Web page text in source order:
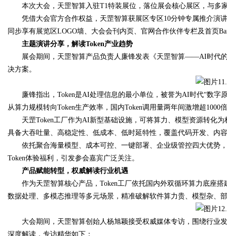
本次大会，天罡智算入驻T1特装展位，落位展会核心展区，与多
凭借大会官方合作权益，天罡智算获展区专区10分钟专属推介演
同步享有展览区LOGO墙、大会会刊内页、官网合作伙伴专栏及首页
主题演讲分享，解读Token产业趋势
展会期间，天罡智算产品负责人廉锋发表《天罡智算——AI时代
决方案。
廉锋指出，Token是AI处理信息的最小单位，被誉为AI时代“数字
从算力规模转向Token生产效率，国内Token调用量两年间激增超1000
天罡Token工厂作为AI新型基础设施，可将算力、模型资源转化
具备大吞吐量、高稳定性、低成本、低时延特性，覆盖代码开发、内
依托聚合海量模型、成本可控、一键部署、企业级管控四大优势
Token体验福利，引发参会嘉宾广泛关注。
产品赋能转型，权威解读行业机遇
作为天罡智算核心产品，Token工厂依托国内外双循环算力底座
数据处理、多模态推理等多元场景，精准破解软件算力贵、模型杂、
大会期间，天罡智算创始人杨旭颖接受权威媒体专访，围绕行业
深度解读，专访精华如下：